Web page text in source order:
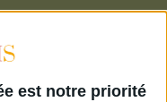
est notre priorité